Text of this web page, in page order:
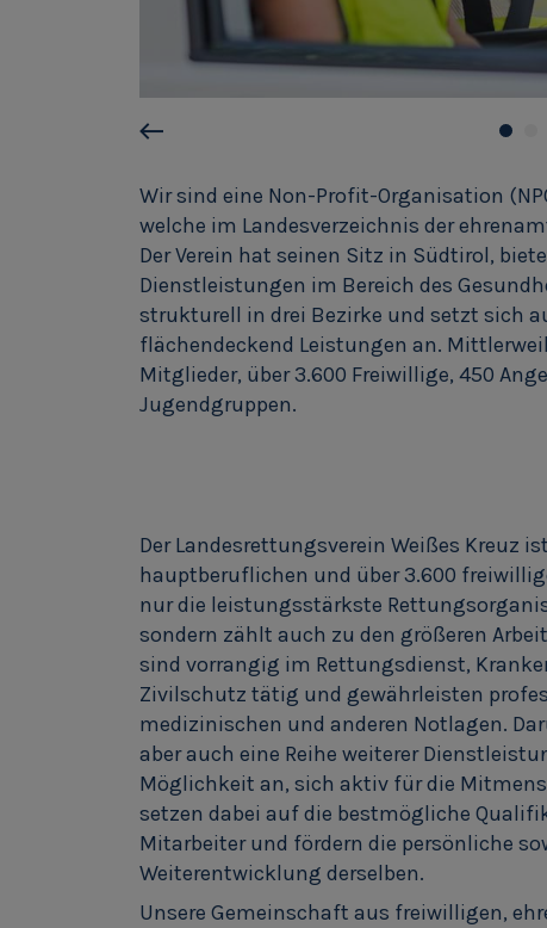
Wir sind eine Non-Profit-Organisation
welche im Landesverzeichnis der
Der Verein hat seinen Sitz in Südtirol,
Dienstleistungen im Bereich des
strukturell in drei Bezirke und setzt sich
flächendeckend Leistungen an.
Mitglieder, über 3.600 Freiwillige, 450
Jugendgruppen.
Der Landesrettungsverein Weißes Kreuz
hauptberuflichen und über 3.600
nur die leistungsstärkste
sondern zählt auch zu den größeren
sind vorrangig im Rettungsdienst,
Zivilschutz tätig und gewährleisten
medizinischen und anderen Notlagen.
aber auch eine Reihe weiterer
Möglichkeit an, sich aktiv für die
setzen dabei auf die bestmögliche
Mitarbeiter und fördern die persönliche
Weiterentwicklung derselben.
Unsere Gemeinschaft aus freiwilligen,